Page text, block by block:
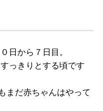
日から７日目。
っきりとする頃です
まだ赤ちゃんはやって